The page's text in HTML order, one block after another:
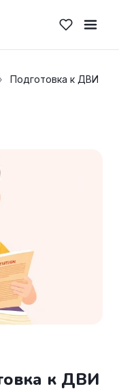
›
Подготовка к ДВИ
к ДВИ